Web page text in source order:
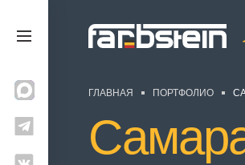
ГЛАВНАЯ ПОРТФОЛИО